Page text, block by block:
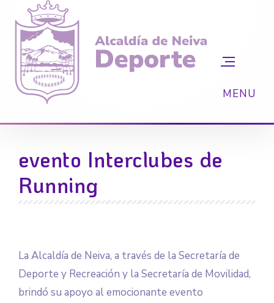
evento Interclubes de
Running
La Alcaldía de Neiva, a través de la Secretaría de
Deporte y Recreación y la Secretaría de Movilidad,
brindó su apoyo al emocionante evento